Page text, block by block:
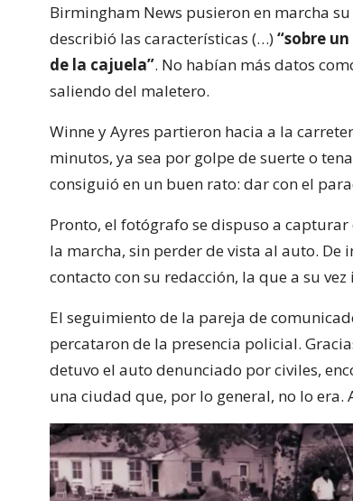
Birmingham News pusieron en marcha
describió las características (…)“sobre
de la cajuela”. No habían más datos
saliendo del maletero.
Winne y Ayres partieron hacia a la
minutos, ya sea por golpe de suerte o
consiguió en un buen rato: dar con el
Pronto, el fotógrafo se dispuso a
la marcha, sin perder de vista al auto. De
contacto con su redacción, la que a su
El seguimiento de la pareja de
percataron de la presencia policial.
detuvo el auto denunciado por civiles,
una ciudad que, por lo general, no lo era.